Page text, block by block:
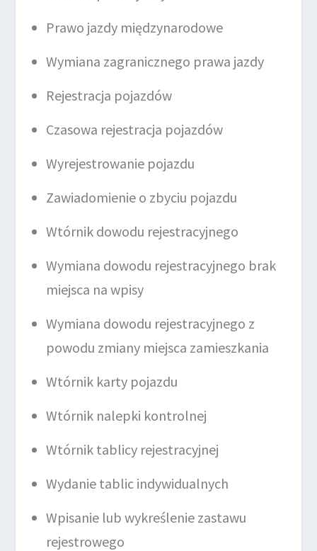
Prawo jazdy międzynarodowe
Wymiana zagranicznego prawa jazdy
Rejestracja pojazdów
Czasowa rejestracja pojazdów
Wyrejestrowanie pojazdu
Zawiadomienie o zbyciu pojazdu
Wtórnik dowodu rejestracyjnego
Wymiana dowodu rejestracyjnego brak
miejsca na wpisy
Wymiana dowodu rejestracyjnego z
powodu zmiany miejsca zamieszkania
Wtórnik karty pojazdu
Wtórnik nalepki kontrolnej
Wtórnik tablicy rejestracyjnej
Wydanie tablic indywidualnych
Wpisanie lub wykreślenie zastawu
rejestrowego